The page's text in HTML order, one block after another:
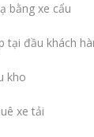
bằng xe cẩu
tại đầu khách
kho
xe tải